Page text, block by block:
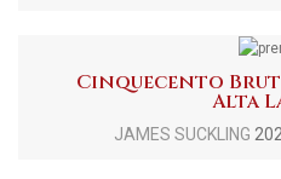
Cinquecento Brut
Alta
JAMES SUCKLING